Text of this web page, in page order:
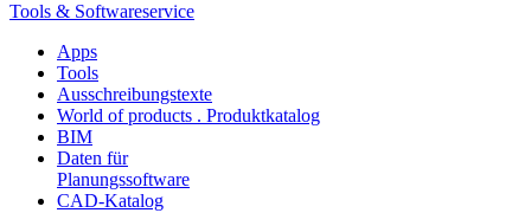
Tools & Softwareservice
Apps
Tools
Ausschreibungstexte
World of products . Produktkatalog
BIM
Daten für
Planungssoftware
CAD-Katalog